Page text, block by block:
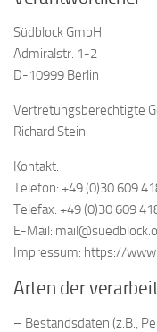
Südblock GmbH
Admiralstr. 1-2
D-10999 Berlin
Vertretungsberechtigte
Richard Stein
Kontakt:
Telefon: +49 (0)30 609
Telefax: +49 (0)30 609
E-Mail:
Impressum: https://
Arten der
– Bestandsdaten (z.B.,